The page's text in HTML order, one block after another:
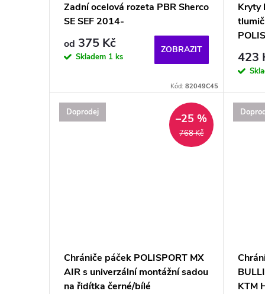
Zadní ocelová rozeta PBR Sherco
SE SEF 2014-
od 375 Kč
Skladem 1 ks
ZOBRAZIT
Kód:82049C45
Kryty
423
Doprodej
768 Kč
–25 %
Chrániče páček POLISPORT MX
AIR s univerzální montážní sadou
na řidítka černé/bílé
KTM